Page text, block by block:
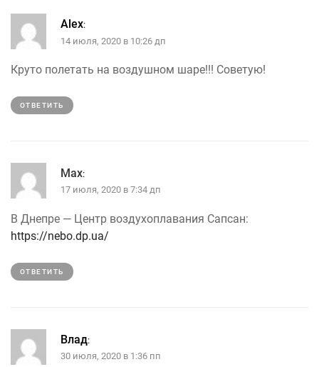
Alex:
14 июля, 2020 в 10:26 дп
Круто полетать на воздушном шаре!!! Советую!
ОТВЕТИТЬ
Max:
17 июля, 2020 в 7:34 дп
В Днепре — Центр воздухоплавания Сапсан:
https://nebo.dp.ua/
ОТВЕТИТЬ
Влад:
30 июля, 2020 в 1:36 пп